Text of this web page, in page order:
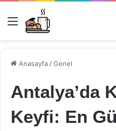
Menü
Anasayfa /Genel
Antalya’da
Keyfi: En